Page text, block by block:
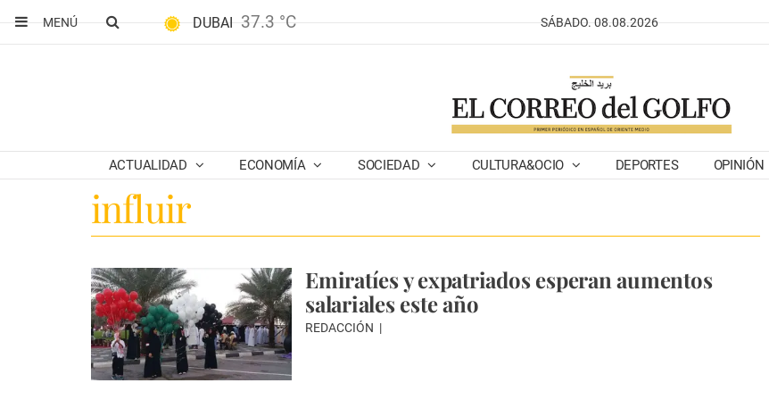
MENÚ
DUBAI 37.3 °C SÁBADO. 08.08.2026
ACTUALIDAD ECONOMÍA SOCIEDAD CULTURA&OCIO DEPORTES OPINIÓN
influir
Emiratíes y expatriados esperan aumentos
salariales este año
REDACCIÓN